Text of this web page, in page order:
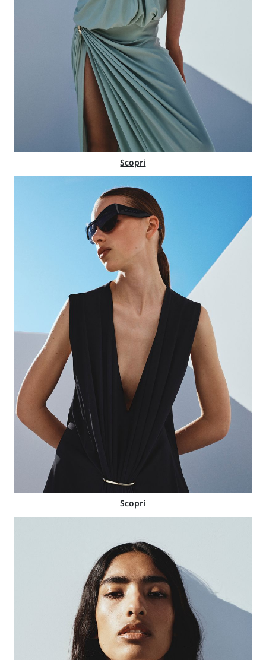
Scopri
Acquista ora
Scopri